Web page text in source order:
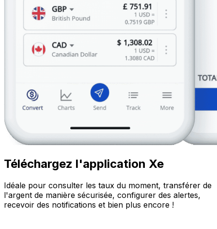
Téléchargez l'application Xe
Idéale pour consulter les taux du moment, transférer de
l'argent de manière sécurisée, configurer des alertes,
recevoir des notifications et bien plus encore !